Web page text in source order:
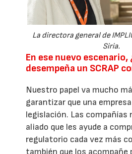
La directora general de
Siria.
En ese nuevo escenario,
desempeña un SCRAP
Nuestro papel va mucho
garantizar que una
legislación. Las compañías
aliado que les ayude a
regulatorio cada vez más